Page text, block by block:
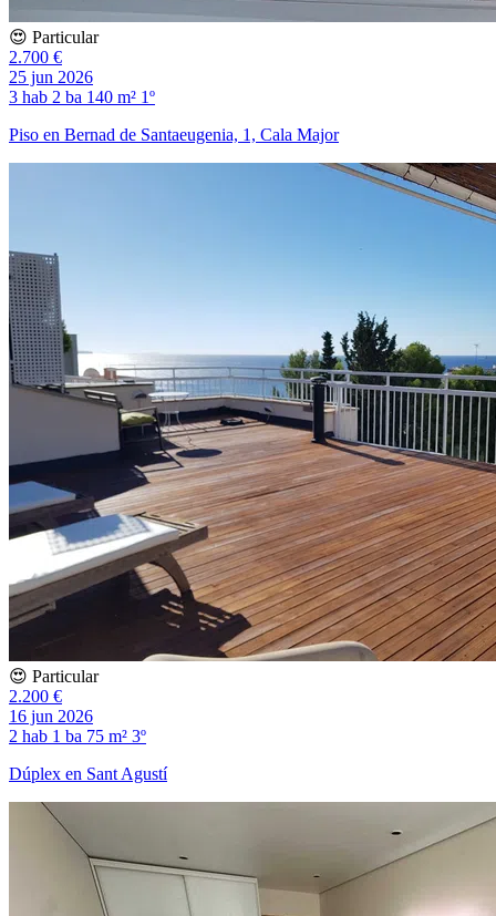
😍 Particular
2.700 €
25 jun 2026
3 hab 2 ba 140 m² 1º
Piso en Bernad de Santaeugenia, 1, Cala Major
😍 Particular
2.200 €
16 jun 2026
2 hab 1 ba 75 m² 3º
Dúplex en Sant Agustí